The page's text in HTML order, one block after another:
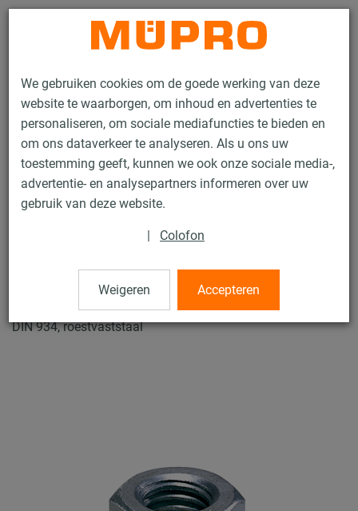
We gebruiken cookies om de goede werking van deze
website te waarborgen, om inhoud en advertenties te
personaliseren, om sociale mediafuncties te bieden en
om ons dataverkeer te analyseren. Als u ons uw
toestemming geeft, kunnen we ook onze sociale media-,
advertentie- en analysepartners informeren over uw
gebruik van deze website.
| Colofon
Weigeren Accepteren
Contact
Producten Bevestigingstechniek
Roestvaststaalproducten
RVS-Montagetoebehoren
Zeskantmoeren
Zeskantmoeren
DIN 934, roestvaststaal